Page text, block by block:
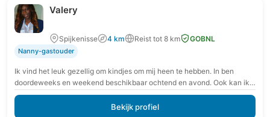
Valery
Spijkenisse 4 km Reist tot 8 km GOBNL
Nanny-gastouder
Ik vind het leuk gezellig om kindjes om mij heen te hebben. In ben
doordeweeks en weekend beschikbaar ochtend en avond. Ook kan ik
de…
Bekijk profiel